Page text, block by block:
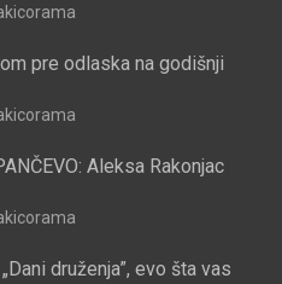
pre odlaska na godišnji
Aleksa Rakonjac
druženja”, evo šta vas